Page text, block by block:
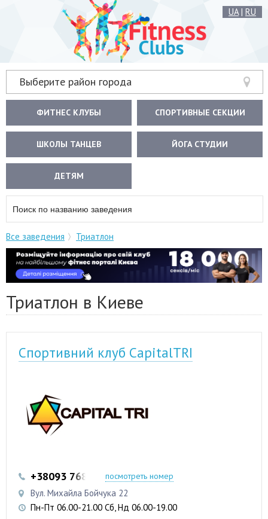
UA| RU
Выберите район города
ФИТНЕС КЛУБЫ СПОРТИВНЫЕ СЕКЦИИ
ШКОЛЫ ТАНЦЕВ ЙОГА СТУДИИ
ДЕТЯМ
Все заведения Триатлон
Триатлон в Киеве
Спортивний клуб CapitalTRI
+38093 768-80-67посмотреть номер
Вул. Михайла Бойчука 22
Пн-Пт 06.00-21.00 Сб, Нд 06.00-19.00